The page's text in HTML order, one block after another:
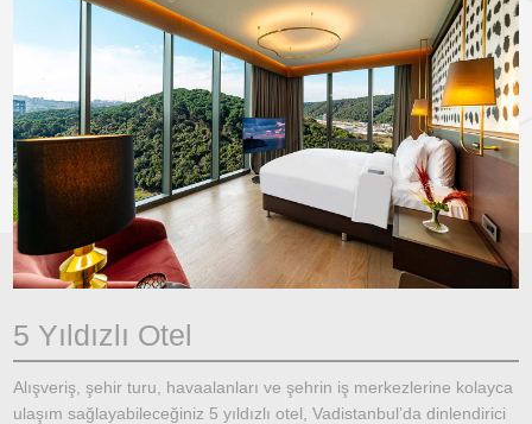
5 Yıldızlı Otel
Alışveriş, şehir turu, havaalanları ve şehrin iş merkezlerine kolayca
ulaşım sağlayabileceğiniz 5 yıldızlı otel, Vadistanbul’da dinlendirici